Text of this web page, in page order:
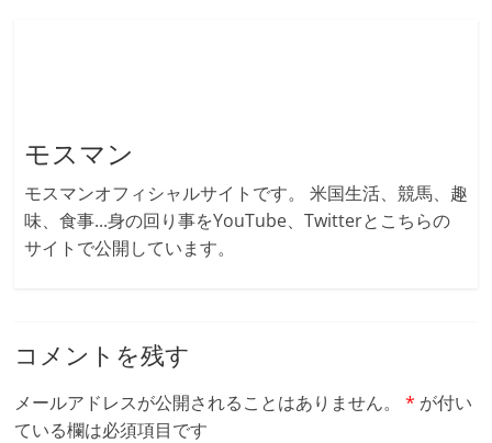
モスマン
モスマンオフィシャルサイトです。 米国生活、競馬、趣
味、食事...身の回り事をYouTube、Twitterとこちらの
サイトで公開しています。
コメントを残す
メールアドレスが公開されることはありません。 * が付い
ている欄は必須項目です